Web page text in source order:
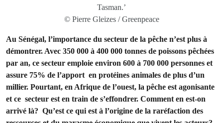
Tasman.’
© Pierre Gleizes / Greenpeace
Au Sénégal, l’importance du secteur de la pêche n’est plus à
démontrer. Avec 350 000 à 400 000 tonnes de poissons pêchées
par an, ce secteur emploie environ 600 à 700 000 personnes et
assure 75% de l’apport en protéines animales de plus d’un
millier. Pourtant, en Afrique de l’ouest, la pêche est agonisante
et ce secteur est en train de s’effondrer. Comment en est-on
arrivé là? Qu’est ce qui est à l’origine de la raréfaction des